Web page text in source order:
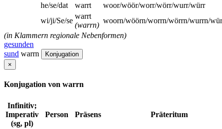
he/se/dat
warrt
woor/wöör/worr/wörr/wurr/würr
wi/ji/Se/se
warrt
(warrn)
woorn/wöörn/worrn/wörrn/wurrn/
(in Klammern regionale Nebenformen)
gesunden
sund warrn
Konjugation
×
Konjugation von warrn
Infinitiv;
Imperativ
(sg, pl)
Person Präsens Präteritum